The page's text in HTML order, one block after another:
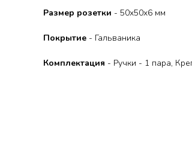
Размер розетки - 50x50x6 мм
Покрытие - Гальваника
Комплектация - Ручки - 1 пара,